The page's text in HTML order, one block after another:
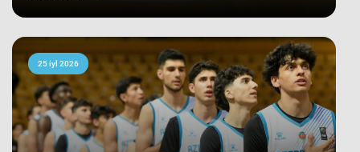
5-cisi olub. Şimali Makedoniya
yığması isə ilk onluqda qərarlaşaraq
çempionatı 9-cu sırada bitirib.
Millimiz çempionat boyu göstərdiyi
əzmkar oyun sayəsində ümumi
sıralamada düz 10 ölkəni geridə
qoymağı bacarıb. Basketbolçularımız
turnir cədvəlində Niderland, İsveçrə,
Kipr, Gürcüstan, Danimarka, Estoniya,
25 iyl 2026